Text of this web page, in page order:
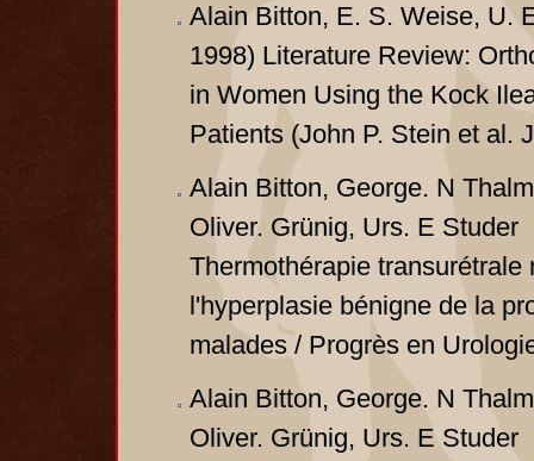
Alain Bitton, E. S. Weise, U.
1998) Literature Review:
in Women Using the Kock
Patients (John P. Stein et al.
Alain Bitton, George. N
Oliver. Grünig, Urs. E Studer
Thermothérapie
l'hyperplasie bénigne de la
malades / Progrès en
Alain Bitton, George. N
Oliver. Grünig, Urs. E Studer